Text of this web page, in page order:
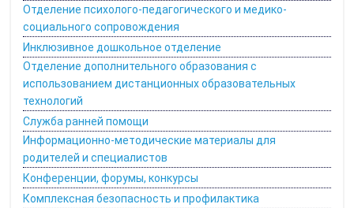
Отделение психолого-педагогического и медико-
социального сопровождения
Инклюзивное дошкольное отделение
Отделение дополнительного образования с
использованием дистанционных образовательных
технологий
Служба ранней помощи
Информационно-методические материалы для
родителей и специалистов
Конференции, форумы, конкурсы
Комплексная безопасность и профилактика